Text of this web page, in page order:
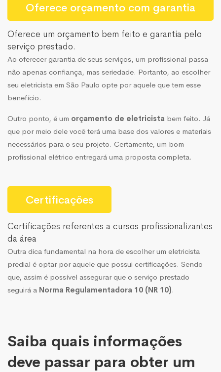
Oferece orçamento com garantia
Oferece um orçamento bem feito e garantia pelo
serviço prestado.
Ao oferecer garantia de seus serviços, um profissional passa
não apenas confiança, mas seriedade. Portanto, ao escolher
seu eletricista em São Paulo opte por aquele que tem esse
benefício.
Outro ponto, é um orçamento de eletricista bem feito. Já
que por meio dele você terá uma base dos valores e materiais
necessários para o seu projeto. Certamente, um bom
profissional elétrico entregará uma proposta completa.
Certificações
Certificações referentes a cursos profissionalizantes
da área
Outra dica fundamental na hora de escolher um eletricista
predial é optar por aquele que possui certificações. Sendo
que, assim é possível assegurar que o serviço prestado
seguirá a Norma Regulamentadora 10 (NR 10).
Saiba quais informações
deve passar para obter um